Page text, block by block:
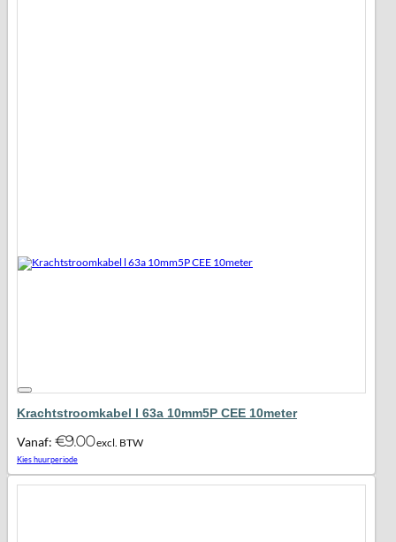
Krachtstroomkabel l 63a 10mm5P CEE 10meter
Vanaf: €9.00excl. BTW
Kies huurperiode